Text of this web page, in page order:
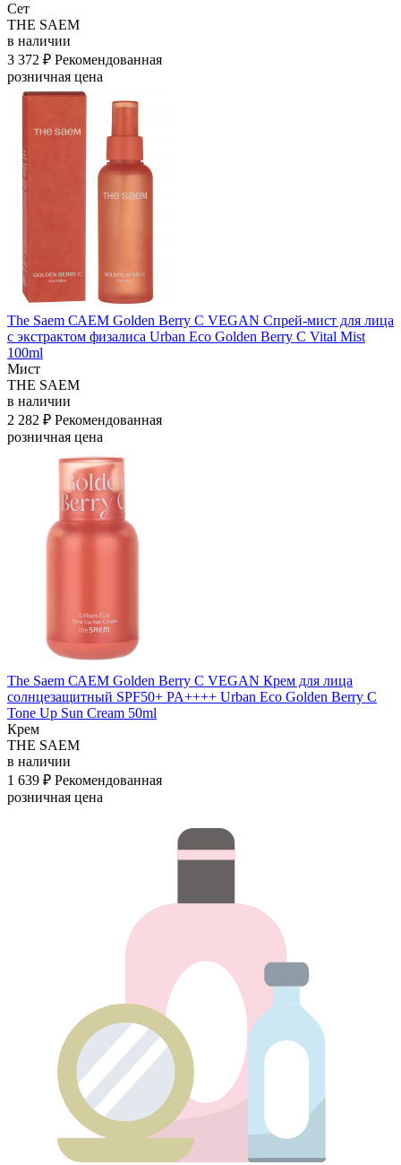
Сет
THE SAEM
в наличии
3 372 ₽ Рекомендованная
розничная цена
The Saem САЕМ Golden Berry C VEGAN Спрей-мист для лица
с экстрактом физалиса Urban Eco Golden Berry C Vital Mist
100ml
Мист
THE SAEM
в наличии
2 282 ₽ Рекомендованная
розничная цена
The Saem САЕМ Golden Berry C VEGAN Крем для лица
солнцезащитный SPF50+ PA++++ Urban Eco Golden Berry C
Tone Up Sun Cream 50ml
Крем
THE SAEM
в наличии
1 639 ₽ Рекомендованная
розничная цена